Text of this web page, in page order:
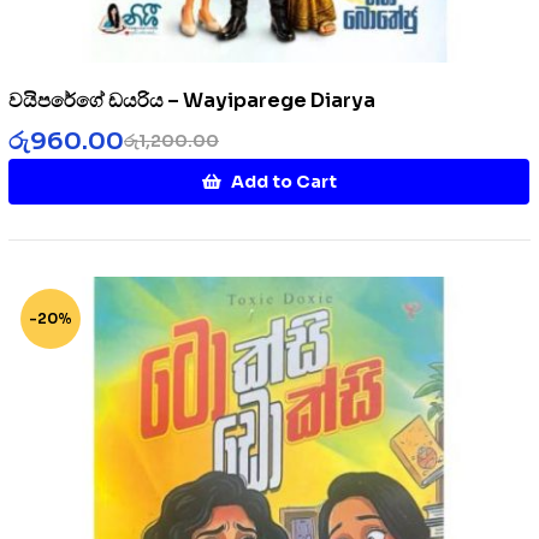
වයිපරේගේ ඩයරිය – Wayiparege Diarya
රු1,200.00
රු960.00
Add to Cart
-20%